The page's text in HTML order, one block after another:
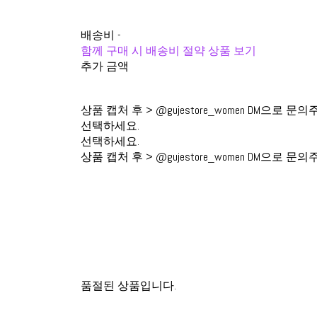
배송비-
함께 구매 시 배송비 절약 상품 보기
추가 금액
상품 캡처 후 > @gujestore_women DM으로 문의
선택하세요.
선택하세요.
상품 캡처 후 > @gujestore_women DM으로 문의
품절된 상품입니다.